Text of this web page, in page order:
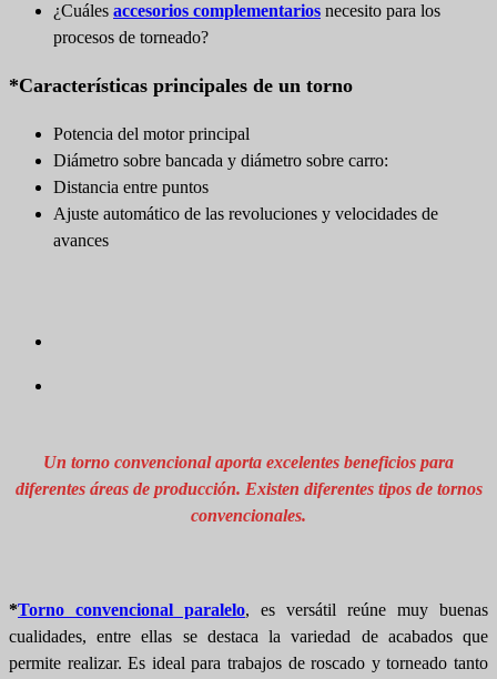
¿Cuáles accesorios complementarios necesito para los
procesos de torneado?
*Características principales de un torno
Potencia del motor principal
Diámetro sobre bancada y diámetro sobre carro:
Distancia entre puntos
Ajuste automático de las revoluciones y velocidades de
avances
Un torno convencional aporta excelentes beneficios para
diferentes áreas de producción. Existen diferentes tipos de tornos
convencionales.
*Torno convencional paralelo, es versátil reúne muy buenas
cualidades, entre ellas se destaca la variedad de acabados que
permite realizar. Es ideal para trabajos de roscado y torneado tanto